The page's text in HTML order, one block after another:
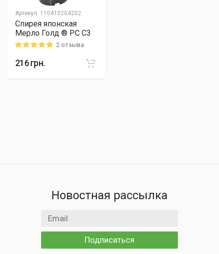
Артикул: 110410204202
Спирея японская
Мерло Голд ® PC C3
Rating: 5 out of 52 отзыва
216грн.
Новостная рассылка
Email адрес
Подписаться